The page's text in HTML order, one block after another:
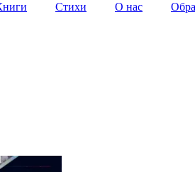
Стихи О нас